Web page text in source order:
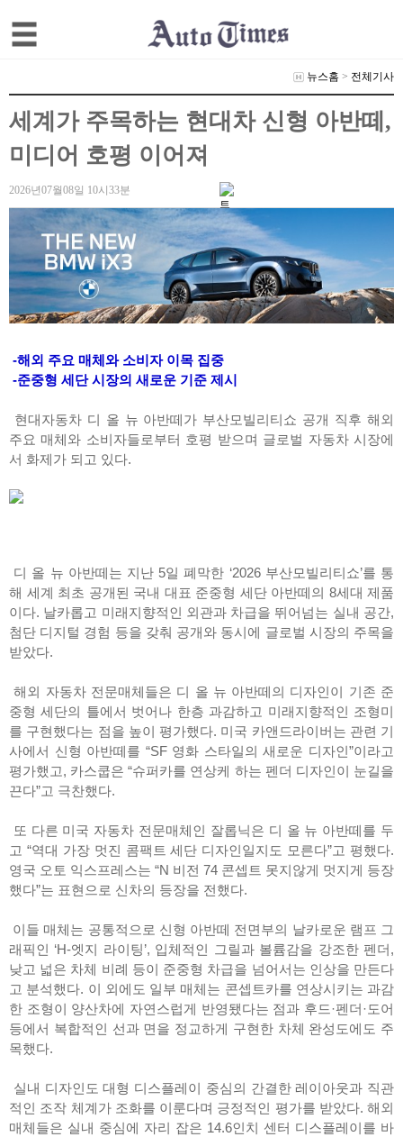
뉴스홈 > 전체기사
세계가 주목하는 현대차 신형 아반떼,
미디어 호평 이어져
2026년07월08일 10시33분
-해외 주요 매체와 소비자 이목 집중
-준중형 세단 시장의 새로운 기준 제시
현대자동차 디 올 뉴 아반떼가 부산모빌리티쇼 공개 직후 해외
주요 매체와 소비자들로부터 호평 받으며 글로벌 자동차 시장에
서 화제가 되고 있다.
디 올 뉴 아반떼는 지난 5일 폐막한 ‘2026 부산모빌리티쇼’를 통
해 세계 최초 공개된 국내 대표 준중형 세단 아반떼의 8세대 제품
이다. 날카롭고 미래지향적인 외관과 차급을 뛰어넘는 실내 공간,
첨단 디지털 경험 등을 갖춰 공개와 동시에 글로벌 시장의 주목을
받았다.
해외 자동차 전문매체들은 디 올 뉴 아반떼의 디자인이 기존 준
중형 세단의 틀에서 벗어나 한층 과감하고 미래지향적인 조형미
를 구현했다는 점을 높이 평가했다. 미국 카앤드라이버는 관련 기
사에서 신형 아반떼를 “SF 영화 스타일의 새로운 디자인”이라고
평가했고, 카스쿱은 “슈퍼카를 연상케 하는 펜더 디자인이 눈길을
끈다”고 극찬했다.
또 다른 미국 자동차 전문매체인 잘롭닉은 디 올 뉴 아반떼를 두
고 “역대 가장 멋진 콤팩트 세단 디자인일지도 모른다”고 평했다.
영국 오토 익스프레스는 “N 비전 74 콘셉트 못지않게 멋지게 등장
했다”는 표현으로 신차의 등장을 전했다.
이들 매체는 공통적으로 신형 아반떼 전면부의 날카로운 램프 그
래픽인 ‘H-엣지 라이팅’, 입체적인 그릴과 볼륨감을 강조한 펜더,
낮고 넓은 차체 비례 등이 준중형 차급을 넘어서는 인상을 만든다
고 분석했다. 이 외에도 일부 매체는 콘셉트카를 연상시키는 과감
한 조형이 양산차에 자연스럽게 반영됐다는 점과 후드·펜더·도어
등에서 복합적인 선과 면을 정교하게 구현한 차체 완성도에도 주
목했다.
실내 디자인도 대형 디스플레이 중심의 간결한 레이아웃과 직관
적인 조작 체계가 조화를 이룬다며 긍정적인 평가를 받았다. 해외
매체들은 실내 중심에 자리 잡은 14.6인치 센터 디스플레이를 바